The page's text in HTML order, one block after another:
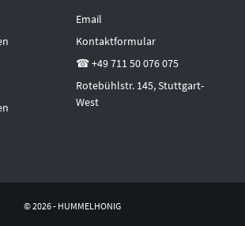
Email
Kontaktformular
☎ +49 711 50 076 075
Rotebühlstr. 145, Stuttgart-
West
© 2026 - HUMMELHONIG